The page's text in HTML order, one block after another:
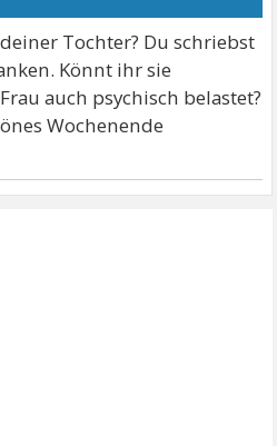
Tochter? Du schriebst
Könnt ihr sie
auch psychisch belastet?
Wochenende